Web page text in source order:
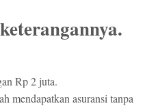
Rp 2 juta.
mendapatkan asuransi tanpa